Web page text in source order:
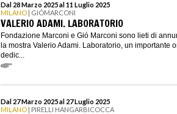
Dal 28 Marzo 2025 al 11 Luglio 2025
MILANO | GIÓMARCONI
VALERIO ADAMI. LABORATORIO
Fondazione Marconi e Gió Marconi sono lieti di
la mostra Valerio Adami. Laboratorio, un importante
dedic...
Dal 27 Marzo 2025 al 27 Luglio 2025
MILANO | PIRELLI HANGARBICOCCA